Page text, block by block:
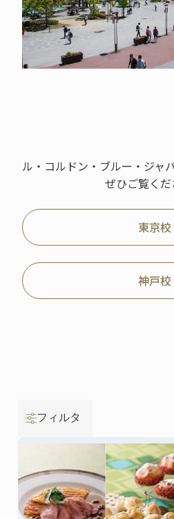
ル・コルドン・ブルー・ジャ
ぜひご覧くだ
東京校
神戸校
フィルタ